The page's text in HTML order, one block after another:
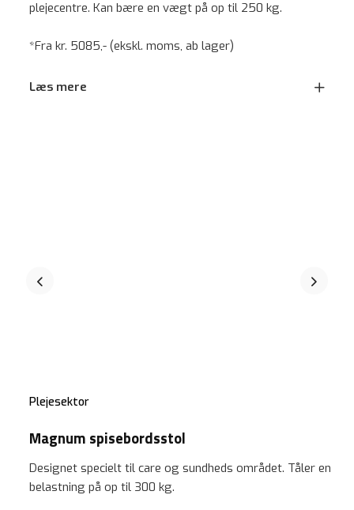
plejecentre. Kan bære en vægt på op til 250 kg.
*Fra kr. 5085,- (ekskl. moms, ab lager)
Læs mere
Plejesektor
Magnum spisebordsstol
Designet specielt til care og sundheds området. Tåler en
belastning på op til 300 kg.